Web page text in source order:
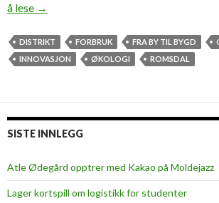
å lese M
t
t
n
e
s
k
→
DISTRIKT FORBRUK FRA BY TIL BYGD
INNOVASJON
ØKOLOGI ROMSDAL
SISTE INNLEGG
Atle Ødegård opptrer med Kakao på Moldejazz
Lager kortspill om logistikk for studenter